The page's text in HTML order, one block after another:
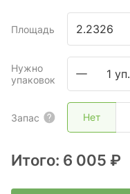
Площадь
Нужно
упаковок
1 уп.
Запас Нет
Итого: 6 005 ₽